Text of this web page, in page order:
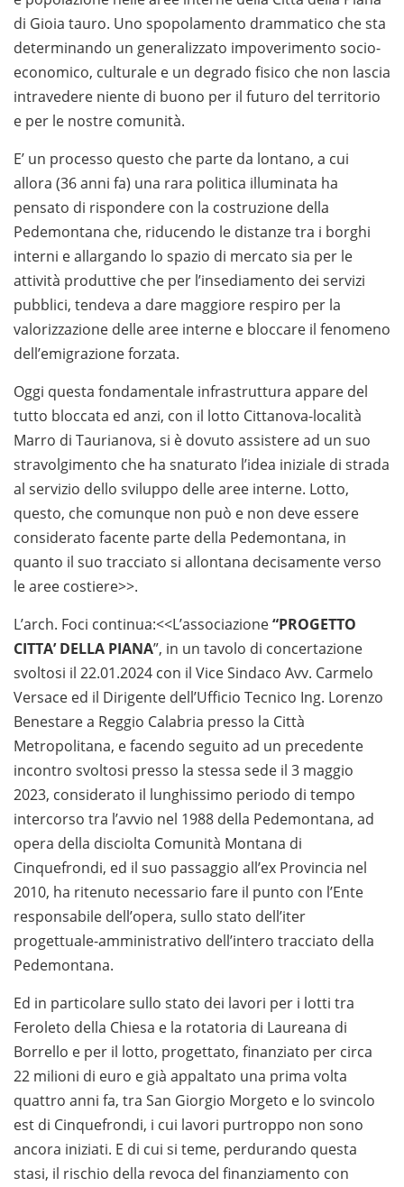
di Gioia tauro. Uno spopolamento drammatico che sta
determinando un generalizzato impoverimento socio-
economico, culturale e un degrado fisico che non lascia
intravedere niente di buono per il futuro del territorio
e per le nostre comunità.
E’ un processo questo che parte da lontano, a cui
allora (36 anni fa) una rara politica illuminata ha
pensato di rispondere con la costruzione della
Pedemontana che, riducendo le distanze tra i borghi
interni e allargando lo spazio di mercato sia per le
attività produttive che per l’insediamento dei servizi
pubblici, tendeva a dare maggiore respiro per la
valorizzazione delle aree interne e bloccare il fenomeno
dell’emigrazione forzata.
Oggi questa fondamentale infrastruttura appare del
tutto bloccata ed anzi, con il lotto Cittanova-località
Marro di Taurianova, si è dovuto assistere ad un suo
stravolgimento che ha snaturato l’idea iniziale di strada
al servizio dello sviluppo delle aree interne. Lotto,
questo, che comunque non può e non deve essere
considerato facente parte della Pedemontana, in
quanto il suo tracciato si allontana decisamente verso
le aree costiere>>.
L’arch. Foci continua:<<L’associazione“PROGETTO
CITTA’ DELLA PIANA”, in un tavolo di concertazione
svoltosi il 22.01.2024 con il Vice Sindaco Avv. Carmelo
Versace ed il Dirigente dell’Ufficio Tecnico Ing. Lorenzo
Benestare a Reggio Calabria presso la Città
Metropolitana, e facendo seguito ad un precedente
incontro svoltosi presso la stessa sede il 3 maggio
2023, considerato il lunghissimo periodo di tempo
intercorso tra l’avvio nel 1988 della Pedemontana, ad
opera della disciolta Comunità Montana di
Cinquefrondi, ed il suo passaggio all’ex Provincia nel
2010, ha ritenuto necessario fare il punto con l’Ente
responsabile dell’opera, sullo stato dell’iter
progettuale-amministrativo dell’intero tracciato della
Pedemontana.
Ed in particolare sullo stato dei lavori per i lotti tra
Feroleto della Chiesa e la rotatoria di Laureana di
Borrello e per il lotto, progettato, finanziato per circa
22 milioni di euro e già appaltato una prima volta
quattro anni fa, tra San Giorgio Morgeto e lo svincolo
est di Cinquefrondi, i cui lavori purtroppo non sono
ancora iniziati. E di cui si teme, perdurando questa
stasi, il rischio della revoca del finanziamento con